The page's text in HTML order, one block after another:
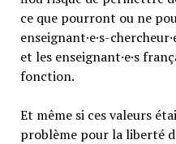
ce que pourront ou ne
enseignant·e·s-
et les enseignant·e·s
fonction.
Et même si ces valeurs
problème pour la liberté